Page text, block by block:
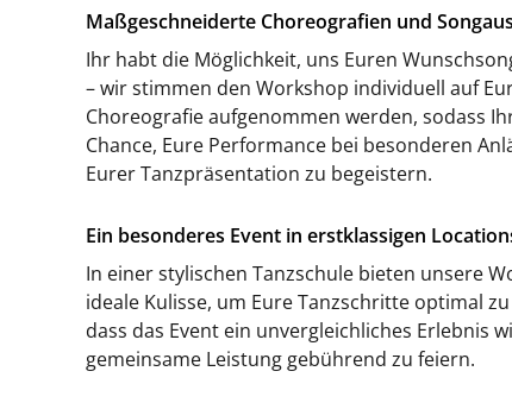
Maßgeschneiderte Choreografien und
Ihr habt die Möglichkeit, uns Euren
– wir stimmen den Workshop individuell auf
Choreografie aufgenommen werden, sodass
Chance, Eure Performance bei besonderen
Eurer Tanzpräsentation zu begeistern.
Ein besonderes Event in erstklassigen
In einer stylischen Tanzschule bieten unsere
ideale Kulisse, um Eure Tanzschritte optimal
dass das Event ein unvergleichliches Erlebnis
gemeinsame Leistung gebührend zu feiern.